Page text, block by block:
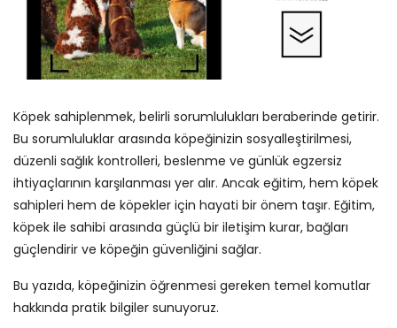
Köpek sahiplenmek, belirli sorumlulukları beraberinde getirir.
Bu sorumluluklar arasında köpeğinizin sosyalleştirilmesi,
düzenli sağlık kontrolleri, beslenme ve günlük egzersiz
ihtiyaçlarının karşılanması yer alır. Ancak eğitim, hem köpek
sahipleri hem de köpekler için hayati bir önem taşır. Eğitim,
köpek ile sahibi arasında güçlü bir iletişim kurar, bağları
güçlendirir ve köpeğin güvenliğini sağlar.
Bu yazıda, köpeğinizin öğrenmesi gereken temel komutlar
hakkında pratik bilgiler sunuyoruz.